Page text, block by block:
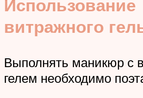
Использование
витражного
Выполнять маникюр с
гелем необходимо